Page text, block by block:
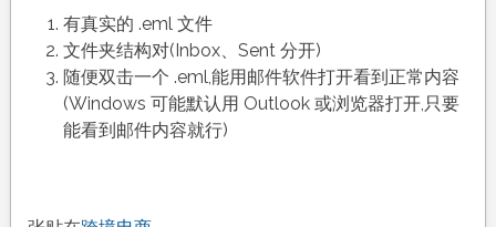
有真实的 .eml 文件
文件夹结构对(Inbox、Sent 分开)
随便双击一个 .eml,能用邮件软件打开看到正常内容
(Windows 可能默认用 Outlook 或浏览器打开,只要
能看到邮件内容就行)